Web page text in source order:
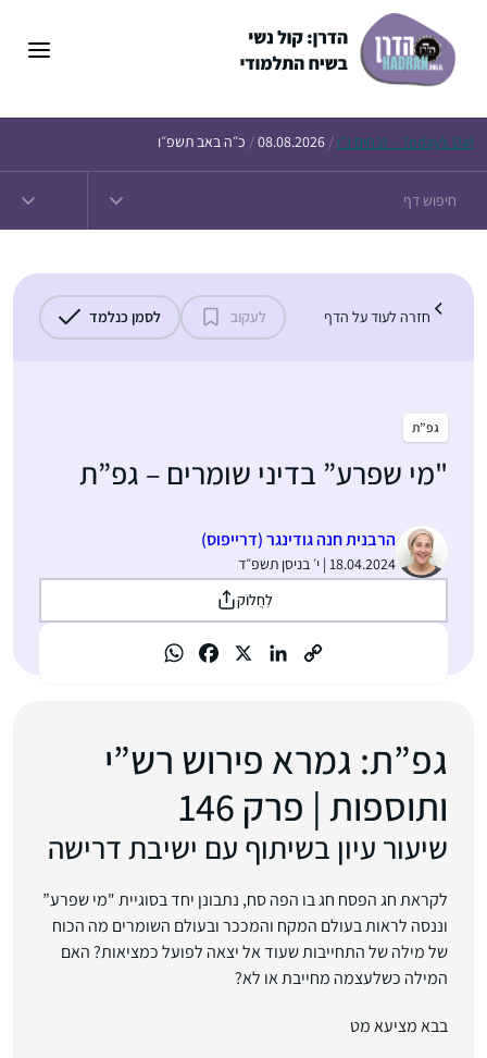
Today’s Daf – זבחים נ״ו /
08.08.2026
/ כ״ה באב תשפ״ו
חזרה לעוד על הדף לעקוב לסמן כנלמד
גפ”ת
"מי שפרע” בדיני שומרים – גפ”ת
הרבנית חנה גודינגר (דרייפוס)
18.04.2024 | י׳ בניסן תשפ״ד
לַחֲלוֹק
גפ”ת: גמרא פירוש רש”י
ותוספות | פרק 146
שיעור עיון בשיתוף עם ישיבת דרישה
לקראת חג הפסח חג בו הפה סח, נתבונן יחד בסוגיית "מי שפרע”
וננסה לראות בעולם המקח והמככר ובעולם השומרים מה הכוח
של מילה של התחייבות שעוד אל יצאה לפועל כמציאות? האם
המילה כשלעצמה מחייבת או לא?
בבא מציעא מט